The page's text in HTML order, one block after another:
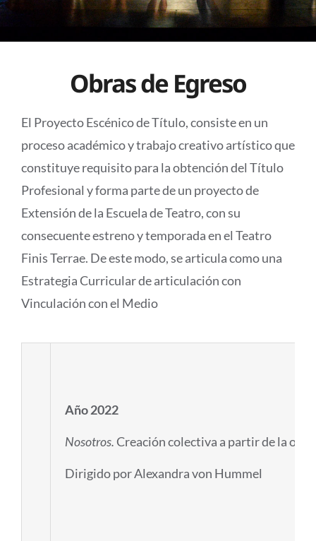
Obras de Egreso
El Proyecto Escénico de Título, consiste en un
proceso académico y trabajo creativo artístico que
constituye requisito para la obtención del Título
Profesional y forma parte de un proyecto de
Extensión de la Escuela de Teatro, con su
consecuente estreno y temporada en el Teatro
Finis Terrae. De este modo, se articula como una
Estrategia Curricular de articulación con
Vinculación con el Medio
Año 2022
Nosotros.Creación colectiva a partir de la obra
Dirigido por Alexandra von Hummel